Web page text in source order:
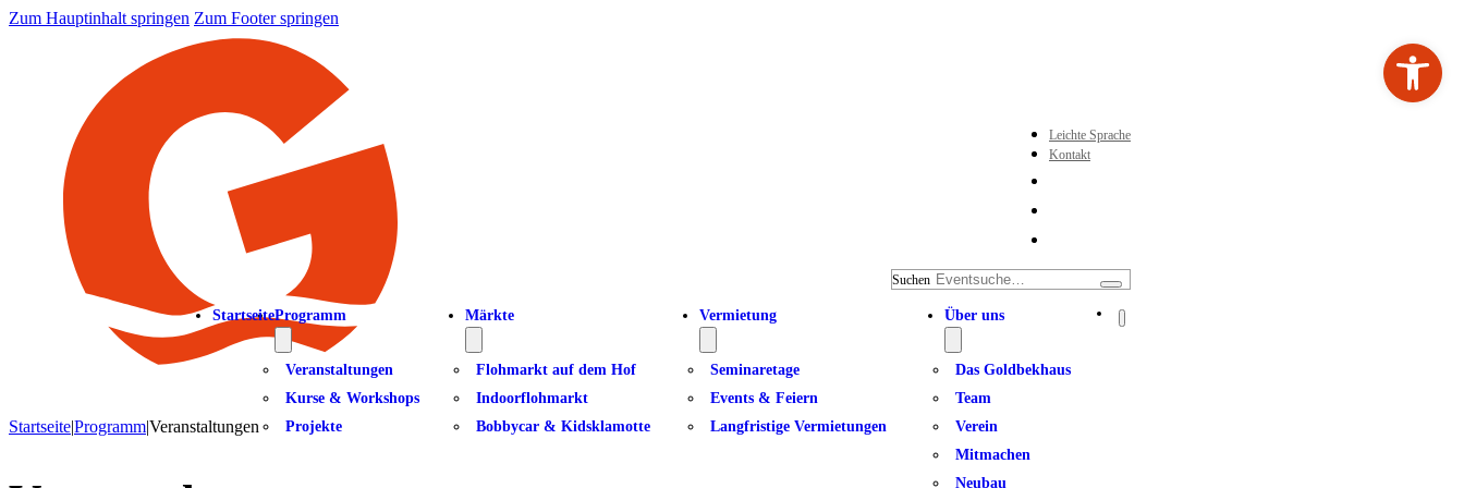
Zum Hauptinhalt springen Zum Footer springen
Leichte Sprache
Kontakt
Suchen
StartseiteProgramm
Veranstaltungen
Kurse & Workshops
Projekte
Märkte
Flohmarkt auf dem Hof
Indoorflohmarkt
Bobbycar & Kidsklamotte
Vermietung
Seminaretage
Events & Feiern
Langfristige Vermietungen
Über uns
Das Goldbekhaus
Team
Verein
Mitmachen
Neubau
Startseite|Programm|Veranstaltungen